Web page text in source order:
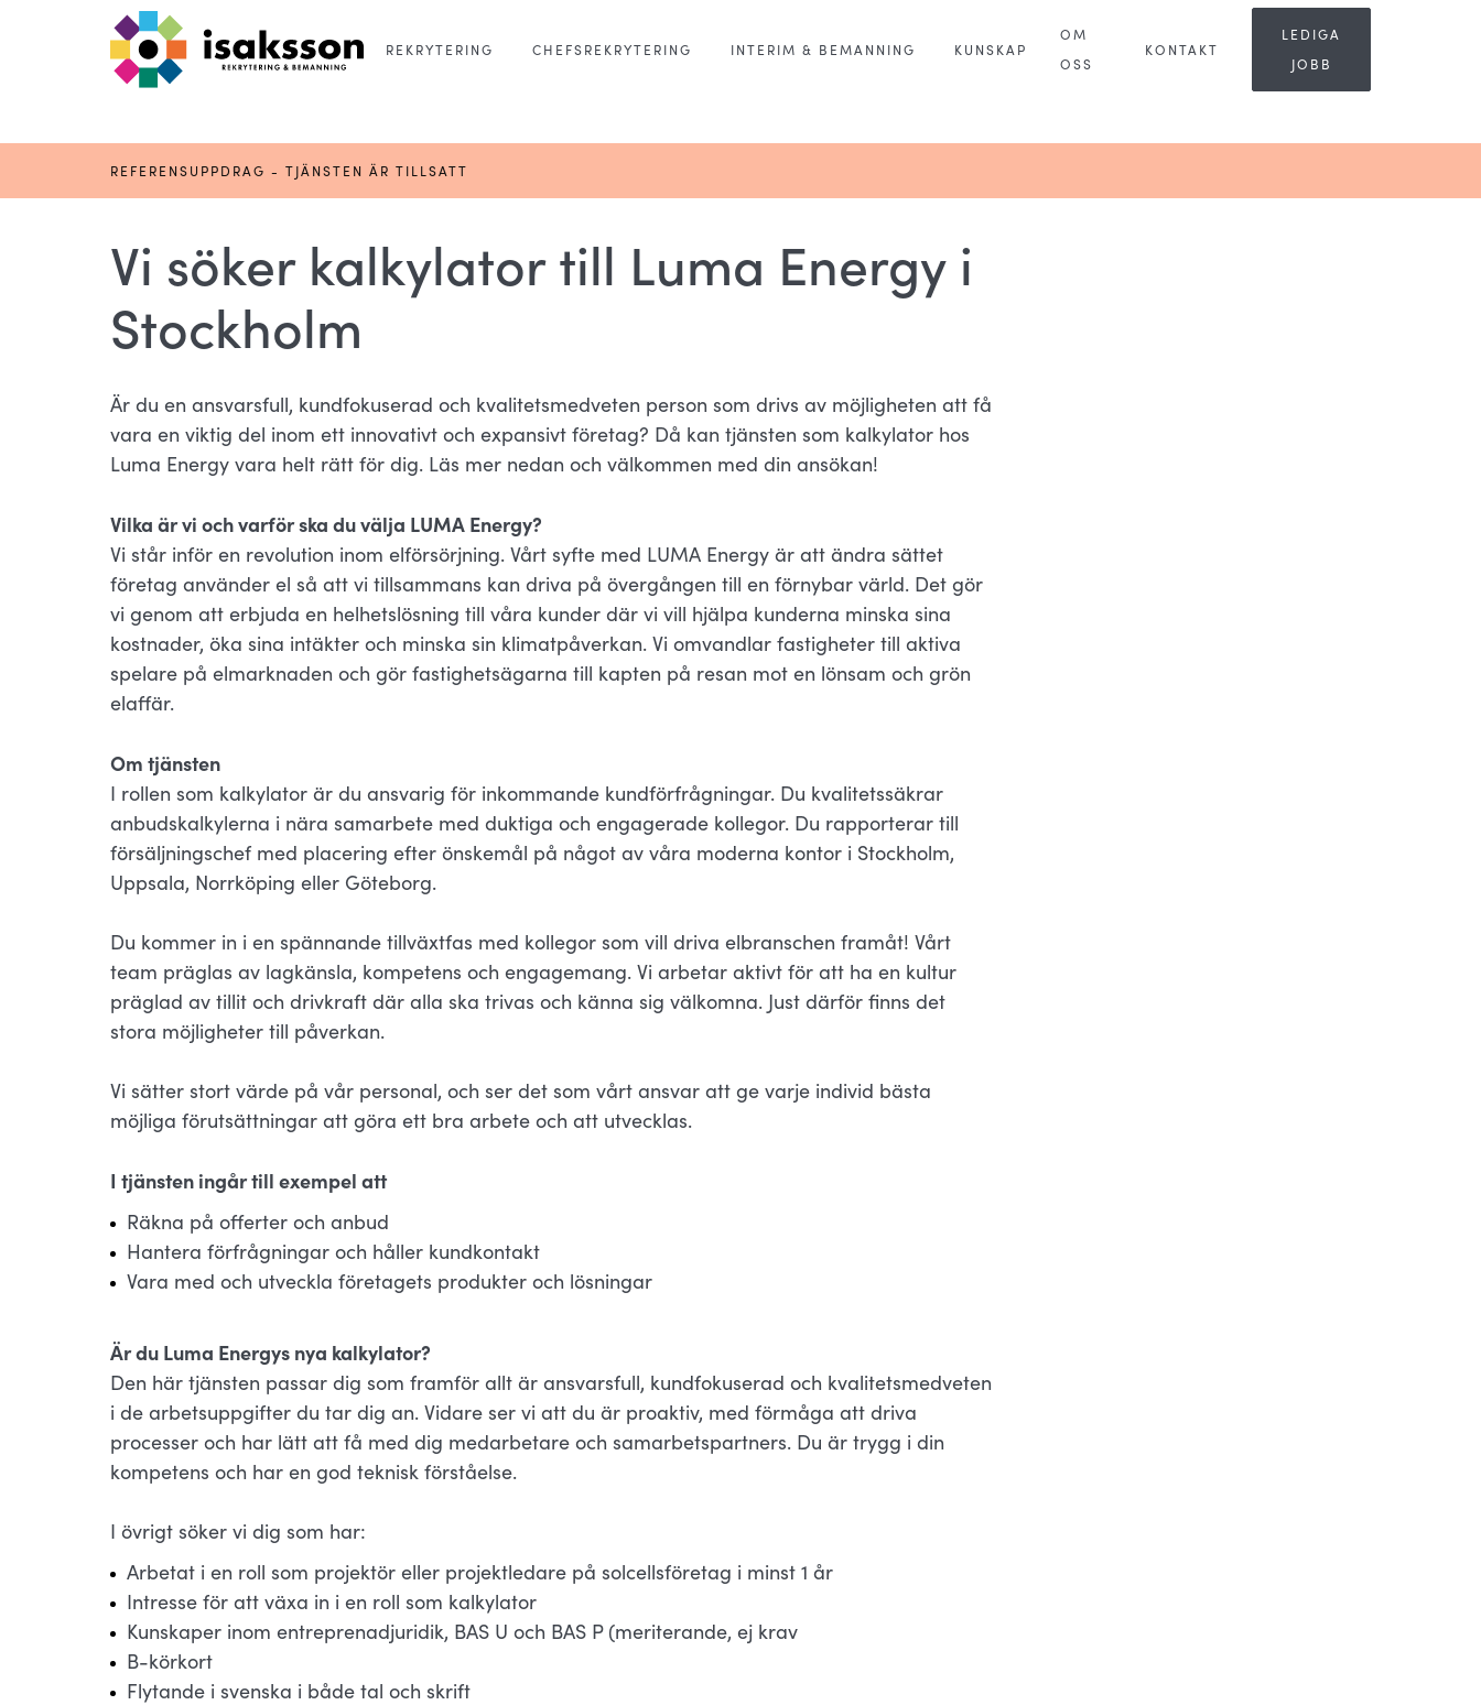
REKRYTERING CHEFSREKRYTERING INTERIM & BEMANNING KUNSKAP
OM
OSS
KONTAKT
LEDIGA
JOBB
REFERENSUPPDRAG - TJÄNSTEN ÄR TILLSATT
Vi söker kalkylator till Luma Energy i
Stockholm
Är du en ansvarsfull, kundfokuserad och kvalitetsmedveten person som drivs av möjligheten att få
vara en viktig del inom ett innovativt och expansivt företag? Då kan tjänsten som kalkylator hos
Luma Energy vara helt rätt för dig. Läs mer nedan och välkommen med din ansökan!
Vilka är vi och varför ska du välja LUMA Energy?
Vi står inför en revolution inom elförsörjning. Vårt syfte med LUMA Energy är att ändra sättet
företag använder el så att vi tillsammans kan driva på övergången till en förnybar värld. Det gör
vi genom att erbjuda en helhetslösning till våra kunder där vi vill hjälpa kunderna minska sina
kostnader, öka sina intäkter och minska sin klimatpåverkan. Vi omvandlar fastigheter till aktiva
spelare på elmarknaden och gör fastighetsägarna till kapten på resan mot en lönsam och grön
elaffär.
Om tjänsten
I rollen som kalkylator är du ansvarig för inkommande kundförfrågningar. Du kvalitetssäkrar
anbudskalkylerna i nära samarbete med duktiga och engagerade kollegor. Du rapporterar till
försäljningschef med placering efter önskemål på något av våra moderna kontor i Stockholm,
Uppsala, Norrköping eller Göteborg.
Du kommer in i en spännande tillväxtfas med kollegor som vill driva elbranschen framåt! Vårt
team präglas av lagkänsla, kompetens och engagemang. Vi arbetar aktivt för att ha en kultur
präglad av tillit och drivkraft där alla ska trivas och känna sig välkomna. Just därför finns det
stora möjligheter till påverkan.
Vi sätter stort värde på vår personal, och ser det som vårt ansvar att ge varje individ bästa
möjliga förutsättningar att göra ett bra arbete och att utvecklas.
I tjänsten ingår till exempel att
Räkna på offerter och anbud
Hantera förfrågningar och håller kundkontakt
Vara med och utveckla företagets produkter och lösningar
Är du Luma Energys nya kalkylator?
Den här tjänsten passar dig som framför allt är ansvarsfull, kundfokuserad och kvalitetsmedveten
i de arbetsuppgifter du tar dig an. Vidare ser vi att du är proaktiv, med förmåga att driva
processer och har lätt att få med dig medarbetare och samarbetspartners. Du är trygg i din
kompetens och har en god teknisk förståelse.
I övrigt söker vi dig som har:
Arbetat i en roll som projektör eller projektledare på solcellsföretag i minst 1 år
Intresse för att växa in i en roll som kalkylator
​​​​​​​Kunskaper inom entreprenadjuridik, BAS U och BAS P (meriterande, ej krav
B-körkort
Flytande i svenska i både tal och skrift